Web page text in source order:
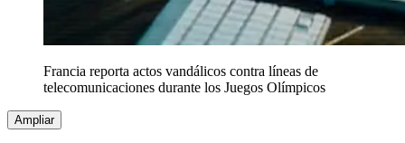
Francia reporta actos vandálicos contra líneas de
telecomunicaciones durante los Juegos Olímpicos
Ampliar